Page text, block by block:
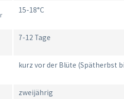
15-18°C
7-12 Tage
kurz vor der Blüte (Spätherbst
zweijährig